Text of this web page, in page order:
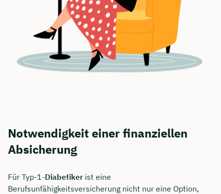
Notwendigkeit einer finanziellen
Absicherung
Für Typ-1-Diabetiker ist eine
Berufsunfähigkeitsversicherung nicht nur eine Option,